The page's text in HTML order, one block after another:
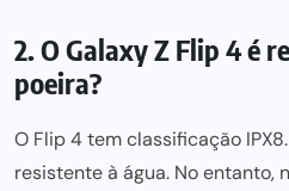
2. O Galaxy Z Flip 4 é
poeira?
O Flip 4 tem classificação
resistente à água. No entanto,